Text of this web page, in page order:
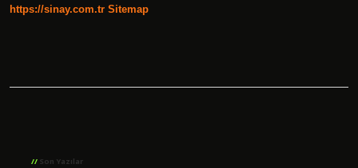
https://sinay.com.tr Sitemap
Son Yazılar